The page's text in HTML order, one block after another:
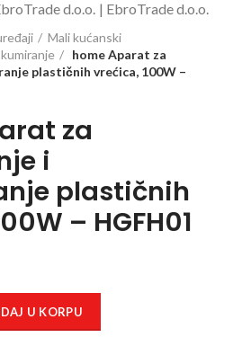
Mali kućanski
home Aparat za
plastičnih vrećica, 100W –
za
i
plastičnih
– HGFH01
U KORPU